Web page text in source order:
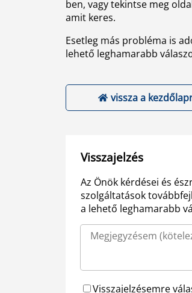
ben, vagy tekintse meg
amit keres.
Esetleg más probléma is
lehető leghamarabb
vissza a
Visszajelzés
Az Önök kérdései és
szolgáltatások
a lehető leghamarabb
Visszajelzésemre